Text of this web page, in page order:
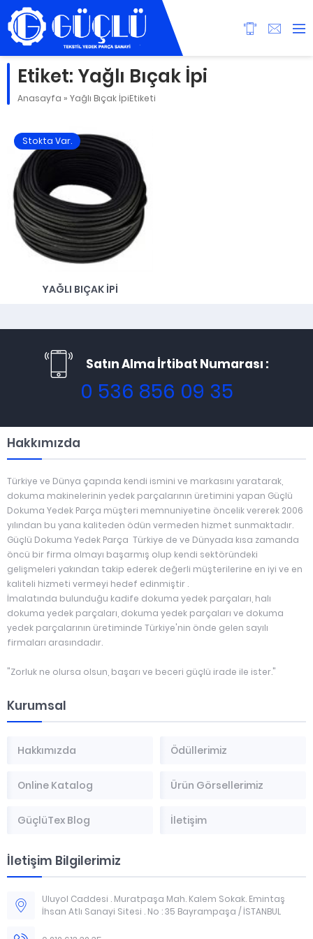
Etiket: Yağlı Bıçak İpi
Anasayfa » Yağlı Bıçak İpiEtiketi
Stokta Var.
YAĞLI BIÇAK İPI
Satın Alma İrtibat Numarası :
0 536 856 09 35
Hakkımızda
Türkiye ve Dünya çapında kendi ismini ve markasını yaratarak,
dokuma makinelerinin yedek parçalarının üretimini yapan Güçlü
Dokuma Yedek Parça müşteri memnuniyetine öncelik vererek 2006
yılından bu yana kaliteden ödün vermeden hizmet sunmaktadır.
Güçlü Dokuma Yedek Parça Türkiye de ve Dünyada kısa zamanda
öncü bir firma olmayı başarmış olup kendi sektöründeki
gelişmeleri yakından takip ederek değerli müşterilerine en iyi ve en
kaliteli hizmeti vermeyi hedef edinmiştir .
İmalatında bulunduğu kadife dokuma yedek parçaları, halı
dokuma yedek parçaları, dokuma yedek parçaları ve dokuma
yedek parçalarının üretiminde Türkiye'nin önde gelen sayılı
firmaları arasındadır.
"Zorluk ne olursa olsun, başarı ve beceri güçlü irade ile ister."
Kurumsal
Hakkımızda Ödüllerimiz
Online Katalog Ürün Görsellerimiz
GüçlüTex Blog İletişim
İletişim Bilgilerimiz
Uluyol Caddesi . Muratpaşa Mah. Kalem Sokak. Emintaş
İhsan Atlı Sanayi Sitesi . No : 35 Bayrampaşa / İSTANBUL